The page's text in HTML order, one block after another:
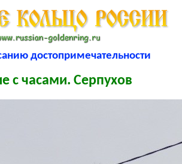
достопримечательности
с часами. Серпухов